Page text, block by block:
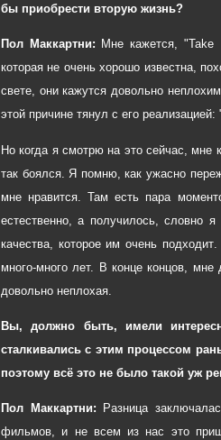
бы приобрести вторую жизнь?
Пол Маккартни: Мне кажется, "Take
которая не очень хорошо известна,
свете, они кажутся довольно
этой причине тянул с его
Но когда я смотрю на это сейчас, мне
так боялся. Я помню, как ужасно
мне нравится. Там есть пара
естественно, а получилось, словно
качества
которое им очень подходит
много-много лет. В конце концов,
довольно неплохая.
Вы, должно быть, имели
сталкивались с этим процессом
поэтому всё это не было такой уж
Пол Маккартни: Разница
фильмов, и не всем из нас это